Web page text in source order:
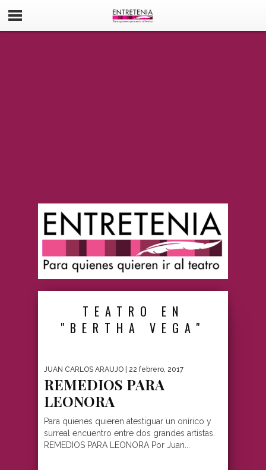
TEATRO EN
"BERTHA VEGA"
JUAN CARLOS ARAUJO | 22 febrero, 2017
REMEDIOS PARA
LEONORA
Para quienes quieren atestiguar un onírico y
surreal encuentro entre dos grandes artistas.
REMEDIOS PARA LEONORA Por Juan...